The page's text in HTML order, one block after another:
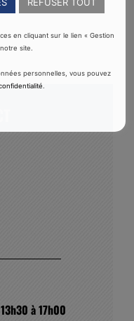
à 17h00
en cliquant sur le lien « Gestion
site.
personnelles, vous pouvez